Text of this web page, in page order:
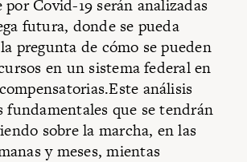
Covid-19 serán analizadas
futura, donde se pueda
pregunta de cómo se pueden
en un sistema federal en
análisis
fundamentales que se tendrán
sobre la marcha, en las
y meses, mientas